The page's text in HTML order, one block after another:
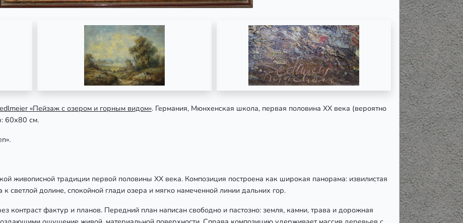
«Пейзаж с озером и горным видом». Германия, Мюнхенская школа, первая половина XX века (вероятно
60х80 см.
живописной традиции первой половины XX века. Композиция построена как широкая панорама: извилистая
светлой долине, спокойной глади озера и мягко намеченной линии дальних гор.
контраст фактур и планов. Передний план написан свободно и пастозно: земля, камни, трава и дорожная